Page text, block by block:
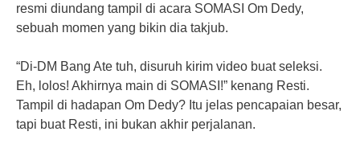
resmi diundang tampil di acara SOMASI Om Dedy,
sebuah momen yang bikin dia takjub.
“Di-DM Bang Ate tuh, disuruh kirim video buat seleksi.
Eh, lolos! Akhirnya main di SOMASI!” kenang Resti.
Tampil di hadapan Om Dedy? Itu jelas pencapaian besar,
tapi buat Resti, ini bukan akhir perjalanan.